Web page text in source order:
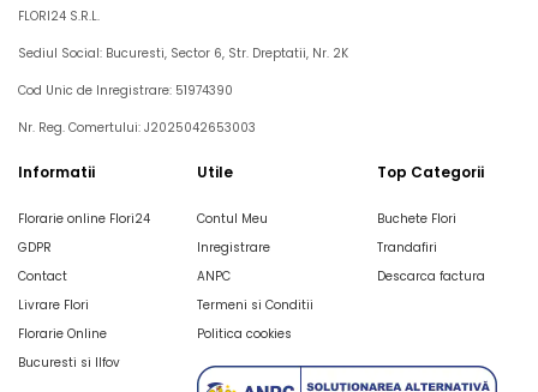
FLORI24 S.R.L.
Sediul Social: Bucuresti, Sector 6, Str. Dreptatii, Nr. 2K
Cod Unic de Inregistrare: 51974390
Nr. Reg. Comertului: J2025042653003
Informatii
Florarie online Flori24
GDPR
Contact
Livrare Flori
Florarie Online
Bucuresti si Ilfov
Utile
Contul Meu
Inregistrare
ANPC
Termeni si Conditii
Politica cookies
Top Categorii
Buchete Flori
Trandafiri
Descarca factura